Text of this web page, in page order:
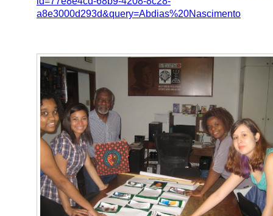
a8e3000d293d&query=Abdias%20Nascimento